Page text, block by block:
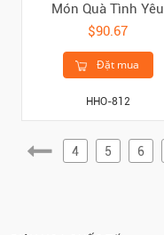
Món Quà Tình Yêu
$90.67
Đặt mua
HHO-812
4 5 6